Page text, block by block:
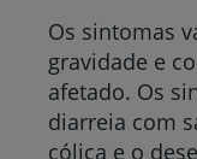
Os sintomas
gravidade e
afetado. Os
diarreia com
cólica e o